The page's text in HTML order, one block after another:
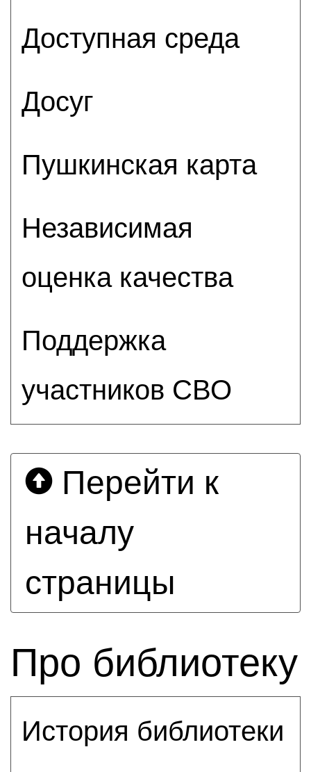
Доступная среда
Досуг
Пушкинская карта
Независимая
оценка качества
Поддержка
участников СВО
Перейти к
началу
страницы
Про библиотеку
История библиотеки